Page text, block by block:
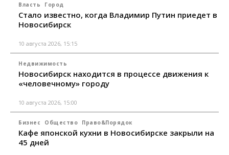
Власть Город
Стало известно, когда Владимир Путин приедет в
Новосибирск
10 августа 2026, 15:15
Недвижимость
Новосибирск находится в процессе движения к
«человечному» городу
10 августа 2026, 15:00
Бизнес Общество Право&Порядок
Кафе японской кухни в Новосибирске закрыли на
45 дней